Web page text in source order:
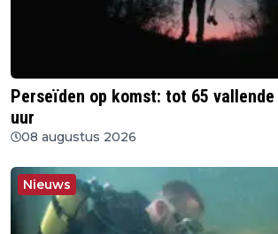
Perseïden op komst: tot 65
uur
08 augustus 2026
Nieuws